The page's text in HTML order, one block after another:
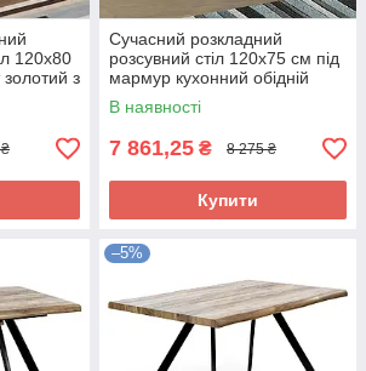
120х80
з
Сучасний розкладний
розсувний стіл 120х75 см під
мармур кухонний обідній
прямокутний на кухню
Тандем
В наявності
7 861,25 ₴ 8 275 ₴
Купити
–5%